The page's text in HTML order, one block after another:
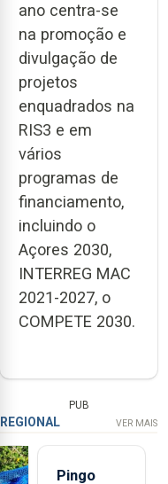
ano centra-se
na promoção e
divulgação de
projetos
enquadrados na
RIS3 e em
vários
programas de
financiamento,
incluindo o
Açores 2030,
INTERREG MAC
2021-2027, o
COMPETE 2030.
PUB
REGIONAL VER MAIS
Pingo